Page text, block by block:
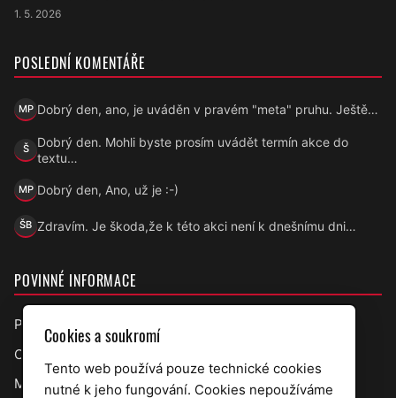
1. 5. 2026
POSLEDNÍ KOMENTÁŘE
MPMarek Přecechtěl
Dobrý den, ano, je uváděn v pravém "meta" pruhu. Ještě…
ŠŠárka
Dobrý den. Mohli byste prosím uvádět termín akce do
textu…
MP
Marek Přecechtěl
Dobrý den, Ano, už je :-)
ŠBŠárka B.
Zdravím. Je škoda,že k této akci není k dnešnímu dni…
POVINNÉ INFORMACE
Prohlášení o přístupnosti
Ochrana osobních údajů
Mapa webu
Cookies a soukromí
Tento web používá pouze technické cookies
nutné k jeho fungování. Cookies nepoužíváme